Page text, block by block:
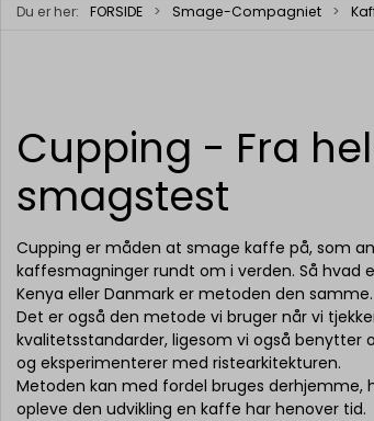
Du er her: FORSIDE Smage-Compagniet
Cupping - Fra
smagstest
Cupping er måden at smage kaffe på, som
kaffesmagninger rundt om i verden. Så hvad
Kenya eller Danmark er metoden den samme.
Det er også den metode vi bruger når vi
kvalitetsstandarder, ligesom vi også benytter
og eksperimenterer med ristearkitekturen.
Metoden kan med fordel bruges derhjemme,
opleve den udvikling en kaffe har henover tid.